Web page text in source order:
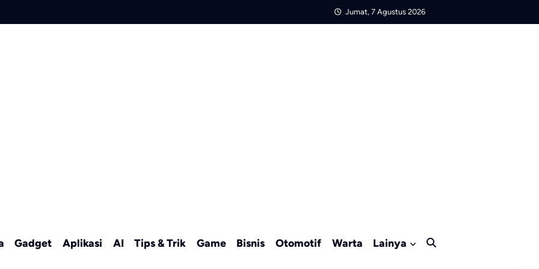
Jumat, 7 Agustus 2026
Gadget Aplikasi AI Tips & Trik Game Bisnis Otomotif Warta Lainya